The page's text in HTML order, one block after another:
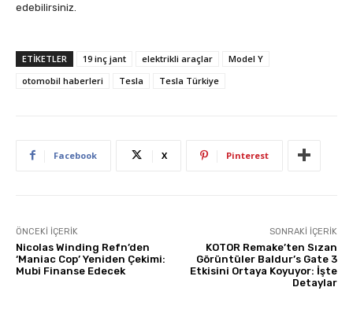
edebilirsiniz.
ETIKETLER 19 inç jant elektrikli araçlar
Model Y
otomobil haberleri
Tesla Tesla Türkiye
Facebook X Pinterest
ÖNCEKI İÇERIK
Nicolas Winding Refn’den
‘Maniac Cop’ Yeniden Çekimi:
Mubi Finanse Edecek
SONRAKI İÇERIK
KOTOR Remake’ten Sızan
Görüntüler Baldur’s Gate 3
Etkisini Ortaya Koyuyor: İşte
Detaylar